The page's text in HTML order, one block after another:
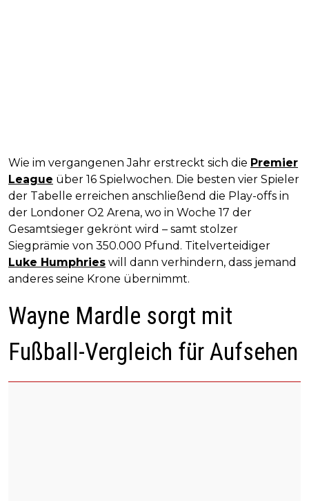
Wie im vergangenen Jahr erstreckt sich die Premier
League über 16 Spielwochen. Die besten vier Spieler
der Tabelle erreichen anschließend die Play-offs in
der Londoner O2 Arena, wo in Woche 17 der
Gesamtsieger gekrönt wird – samt stolzer
Siegprämie von 350.000 Pfund. Titelverteidiger
Luke Humphries will dann verhindern, dass jemand
anderes seine Krone übernimmt.
Wayne Mardle sorgt mit
Fußball-Vergleich für Aufsehen